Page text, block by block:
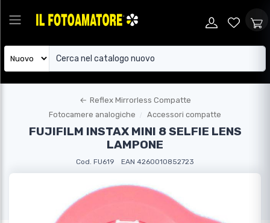
← Reflex Mirrorless Compatte
Fotocamere analogiche
Accessori compatte
FUJIFILM INSTAX MINI 8 SELFIE LENS
LAMPONE
Cod. FU619 EAN 4260010852723